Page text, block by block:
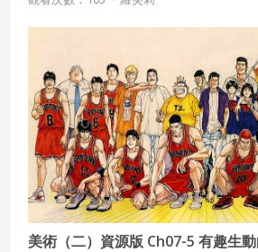
美術（二）資源版 Ch07-5 有趣生